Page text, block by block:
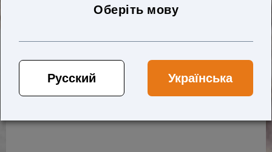
Оберіть мову
Русский Українська